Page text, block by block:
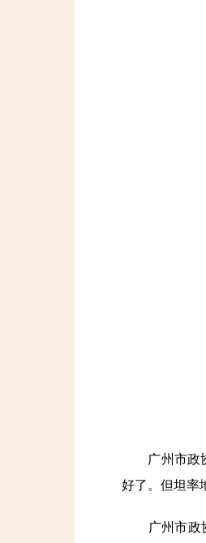
广州市政协
好了。但坦率
广州市政协